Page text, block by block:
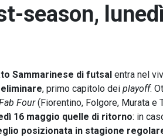
season,
Sammarinese di futsal entra nel
, primo capitolo dei playoff.
Four(Fiorentino, Folgore, Murata e
16 maggio quelle di ritorno: in
posizionata in stagione